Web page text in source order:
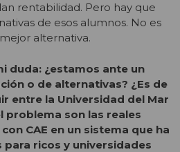
rentabilidad. Pero hay que
de esos alumnos. No es
alternativa.
duda: ¿estamos ante un
o de alternativas? ¿Es de
entre la Universidad del Mar
problema son las reales
CAE en un sistema que ha
ricos y universidades